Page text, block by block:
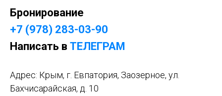
Бронирование
+7 (978) 283-03-90
Написать в ТЕЛЕГРАМ
Адрес: Крым, г. Евпатория, Заозерное, ул.
Бахчисарайская, д. 10